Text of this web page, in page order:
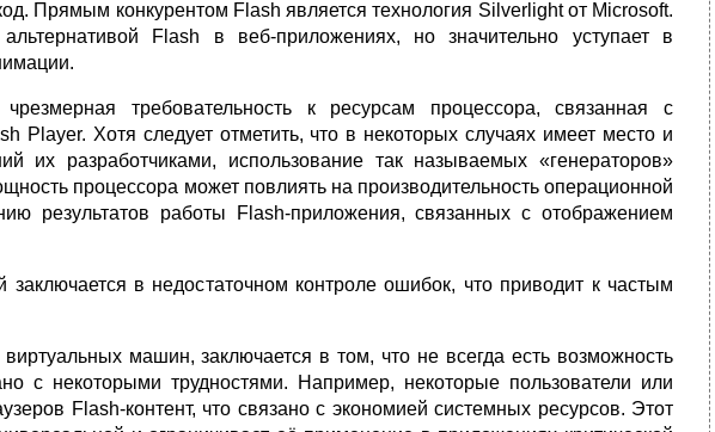
Прямым конкурентом Flash является технология Silverlight от Microsoft.
Flash в веб-приложениях, но значительно уступает в
требовательность к ресурсам процессора, связанная с
Хотя следует отметить, что в некоторых случаях имеет место и
их разработчиками, использование так называемых «генераторов»
процессора может повлиять на производительность операционной
результатов работы Flash-приложения, связанных с отображением
в недостаточном контроле ошибок, что приводит к частым
машин, заключается в том, что не всегда есть возможность
с некоторыми трудностями. Например, некоторые пользователи или
Flash-контент, что связано с экономией системных ресурсов. Этот